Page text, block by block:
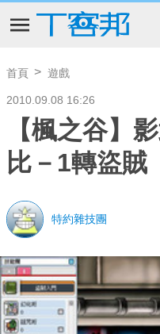
首頁 遊戲
2010.09.08 16:26
【楓之谷】
比－1轉盜賊
特約雜技團